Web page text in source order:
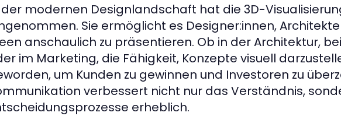
der modernen Designlandschaft hat die 3D-
Sie ermöglicht es Designer:innen,
anschaulich zu präsentieren. Ob in der Architektur,
im Marketing, die Fähigkeit, Konzepte visuell
um Kunden zu gewinnen und Investoren zu
verbessert nicht nur das Verständnis,
erheblich.